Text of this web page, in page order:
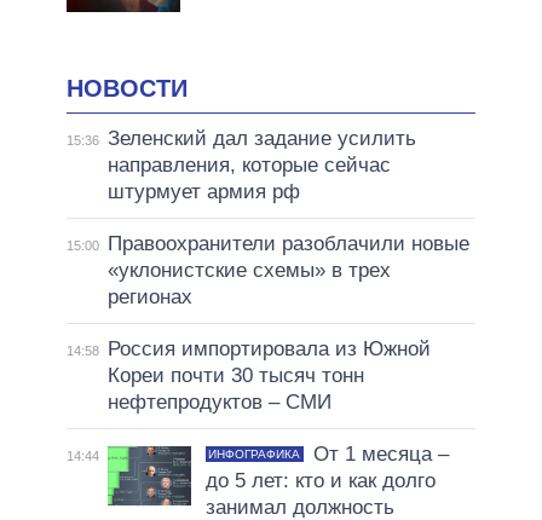
НОВОСТИ
15:36 Зеленский дал задание усилить
направления, которые сейчас
штурмует армия рф
15:00
Правоохранители разоблачили новые
«уклонистские схемы» в трех
регионах
14:58
Россия импортировала из Южной
Кореи почти 30 тысяч тонн
нефтепродуктов – СМИ
14:44 ИНФОГРАФИКА
От 1 месяца –
до 5 лет: кто и как долго
занимал должность